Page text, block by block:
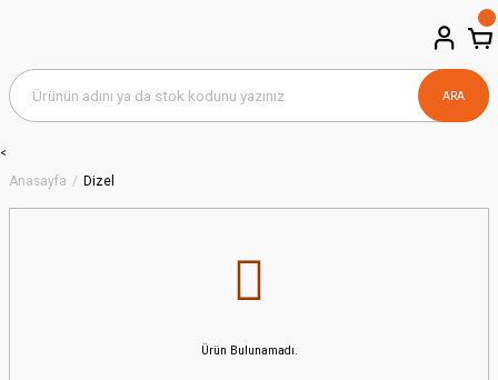
ARA
<
Anasayfa Dizel
Ürün Bulunamadı.